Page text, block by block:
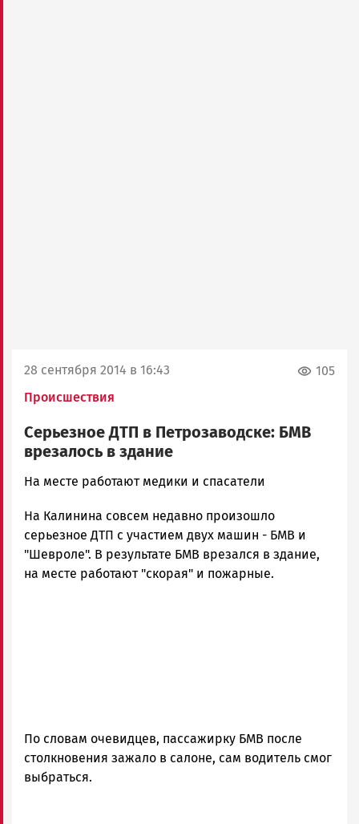
28 сентября 2014 в 16:43
Происшествия
105
Серьезное ДТП в Петрозаводске: БМВ
врезалось в здание
admintimur
Петрозаводска
и
Карелии
|
На месте работают медики и спасатели
На Калинина совсем недавно произошло
серьезное ДТП с участием двух машин - БМВ и
"Шевроле". В результате БМВ врезался в здание,
на месте работают "скорая" и пожарные.
По словам очевидцев, пассажирку БМВ после
столкновения зажало в салоне, сам водитель смог
выбраться.